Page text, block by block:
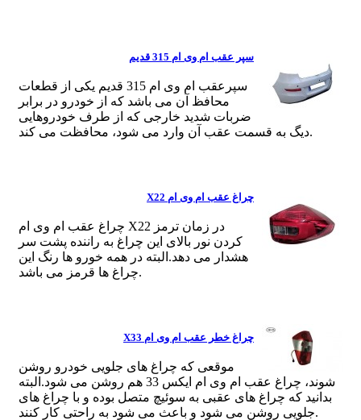
سپر عقب ام وی ام 315 قدیم
سپرعقب ام وی ام 315 قدیم یکی از قطعات
محافظ آن می باشد که از خودرو در برابر
ضربات شدید خارجی که از طرف خودروهایی
دیگ به قسمت عقب آن وارد می شود، محافظت می کند.
چراغ عقب ام وی ام X22
چراغ عقب ام وی ام X22 در زمان ترمز
کردن نور بالای این چراغ به راننده پشت سر
هشدار می‌ دهد.البته در همه خورو ها رنگ این
چراغ ها قرمز می باشد.
چراغ خطر عقب ام وی ام X33
موقعی که چراغ های جلویی خودرو روشن
شوند، چراغ عقب ام وی ام ایکس 33 هم روشن می شود.البته
بدانید که چراغ های عقبی به سوئیچ متصل بوده و با چراغ های
جلویی روشن می شود و باعث می شود به راحتی کار کنند.